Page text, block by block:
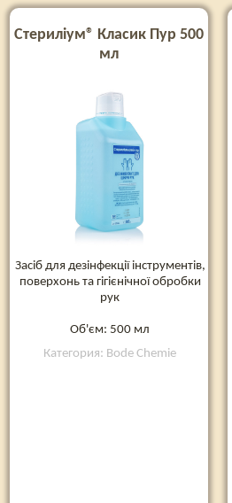
Стериліум® Класик Пур 500
мл
Засіб для дезінфекції інструментів,
поверхонь та гігієнічної обробки
рук
Об'єм: 500 мл
Категория: Bode Chemie